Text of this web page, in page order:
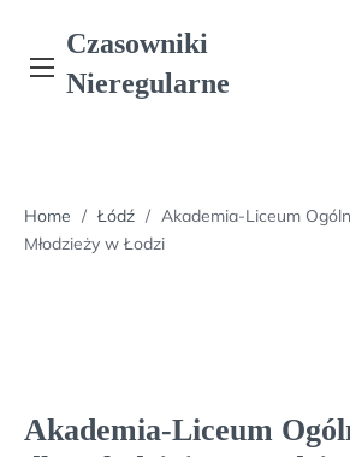
content
Czasowniki
Nieregularne
Home / Łódź / Akademia-Liceum
Młodzieży w Łodzi
Akademia-Liceum